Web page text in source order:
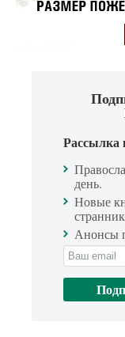
Рассылка
день.
Новые
Анонсы